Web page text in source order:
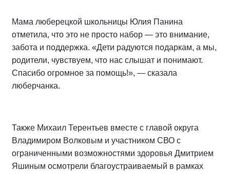
Мама люберецкой школьницы Юлия Панина
отметила, что это не просто набор — это внимание,
забота и поддержка. «Дети радуются подаркам, а мы,
родители, чувствуем, что нас слышат и понимают.
Спасибо огромное за помощь!», — сказала
люберчанка.
Также Михаил Терентьев вместе с главой округа
Владимиром Волковым и участником СВО с
ограниченными возможностями здоровья Дмитрием
Яшиным осмотрели благоустраиваемый в рамках